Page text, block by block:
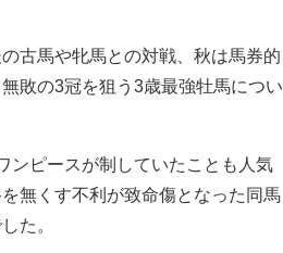
古馬や牝馬との対戦、秋は馬券的
敗の3冠を狙う3歳最強牡馬につい
ンピースが制していたことも人気
無くす不利が致命傷となった同馬
た。